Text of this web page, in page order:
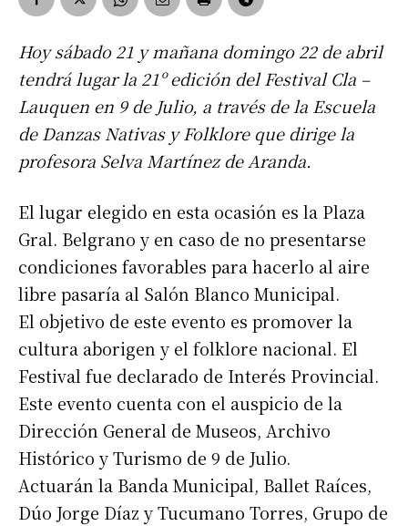
Hoy sábado 21 y mañana domingo 22 de abril
tendrá lugar la 21º edición del Festival Cla –
Lauquen en 9 de Julio, a través de la Escuela
de Danzas Nativas y Folklore que dirige la
profesora Selva Martínez de Aranda.
El lugar elegido en esta ocasión es la Plaza
Gral. Belgrano y en caso de no presentarse
condiciones favorables para hacerlo al aire
libre pasaría al Salón Blanco Municipal.
El objetivo de este evento es promover la
cultura aborigen y el folklore nacional. El
Festival fue declarado de Interés Provincial.
Este evento cuenta con el auspicio de la
Dirección General de Museos, Archivo
Histórico y Turismo de 9 de Julio.
Actuarán la Banda Municipal, Ballet Raíces,
Dúo Jorge Díaz y Tucumano Torres, Grupo de